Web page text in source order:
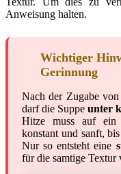
Anweisung halten.
Wichtiger
Gerinnung
Nach der Zugabe von
darf die Suppe unter
Hitze muss auf ein
konstant und sanft,
Nur so entsteht eine
für die samtige Textur